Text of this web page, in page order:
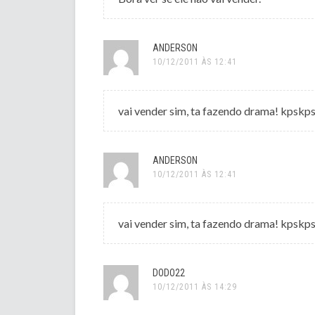
ANDERSON
10/12/2011 ÀS 12:41
vai vender sim, ta fazendo drama! kpskps
ANDERSON
10/12/2011 ÀS 12:41
vai vender sim, ta fazendo drama! kpskps
DODO22
10/12/2011 ÀS 14:29